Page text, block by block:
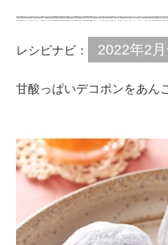
レシピナビ： 2022年2
甘酸っぱいデコポンをあん